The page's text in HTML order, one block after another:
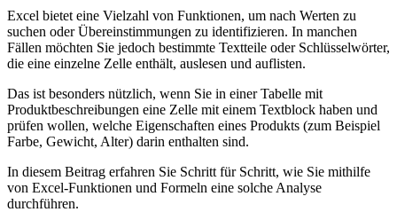
Excel bietet eine Vielzahl von Funktionen, um nach Werten zu
suchen oder Übereinstimmungen zu identifizieren. In manchen
Fällen möchten Sie jedoch bestimmte Textteile oder Schlüsselwörter,
die eine einzelne Zelle enthält, auslesen und auflisten.
Das ist besonders nützlich, wenn Sie in einer Tabelle mit
Produktbeschreibungen eine Zelle mit einem Textblock haben und
prüfen wollen, welche Eigenschaften eines Produkts (zum Beispiel
Farbe, Gewicht, Alter) darin enthalten sind.
In diesem Beitrag erfahren Sie Schritt für Schritt, wie Sie mithilfe
von Excel-Funktionen und Formeln eine solche Analyse
durchführen.